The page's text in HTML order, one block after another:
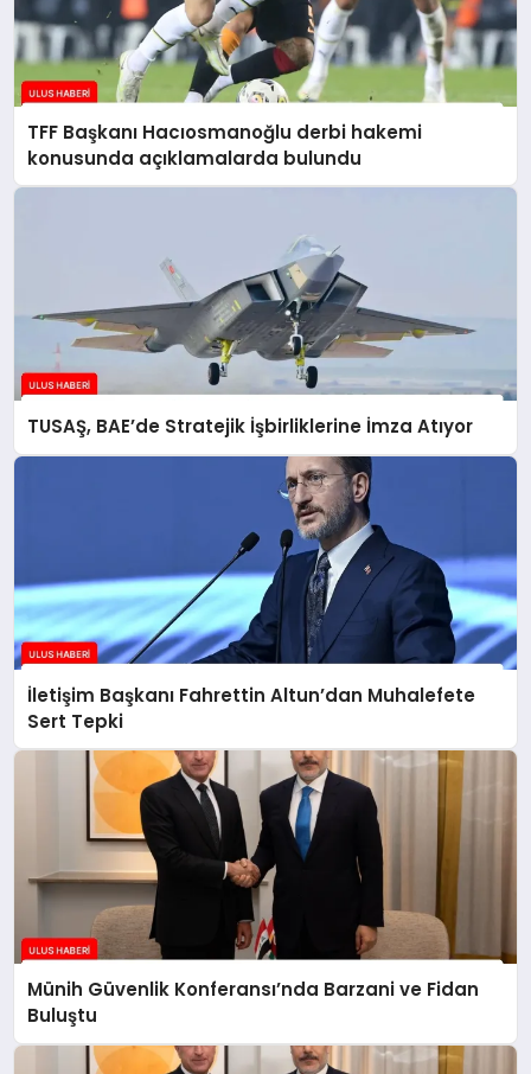
TFF Başkanı Hacıosmanoğlu derbi hakemi
konusunda açıklamalarda bulundu
TUSAŞ, BAE’de Stratejik İşbirliklerine İmza Atıyor
İletişim Başkanı Fahrettin Altun’dan Muhalefete
Sert Tepki
Münih Güvenlik Konferansı’nda Barzani ve Fidan
Buluştu